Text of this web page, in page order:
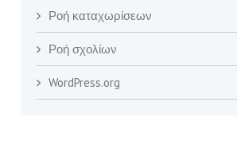
Ροή καταχωρίσεων
Ροή σχολίων
WordPress.org